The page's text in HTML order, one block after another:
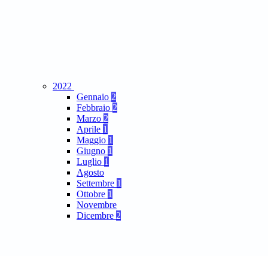
2022
Gennaio 2
Febbraio 2
Marzo 2
Aprile 1
Maggio 1
Giugno 1
Luglio 1
Agosto
Settembre 1
Ottobre 1
Novembre
Dicembre 2